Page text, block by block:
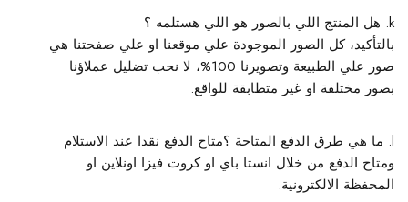
هل المنتج اللي بالصور هو اللي هستلمه ؟
بالتأكيد، كل الصور الموجودة علي موقعنا او علي صفحتنا هي
صور علي الطبيعة وتصويرنا 100%، لا نحب تضليل عملاؤنا
بصور مختلفة او غير متطابقة للواقع.
ما هي طرق الدفع المتاحة ؟متاح الدفع نقدا عند الاستلام
ومتاح الدفع من خلال انستا باي او كروت فيزا اونلاين او
المحفظة الالكترونية.